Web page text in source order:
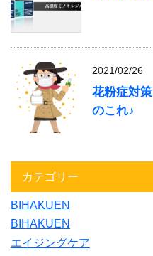
2021/02/26
花粉症対
のこれ♪
カテゴリー
BIHAKUEN
BIHAKUEN
エイジングケア